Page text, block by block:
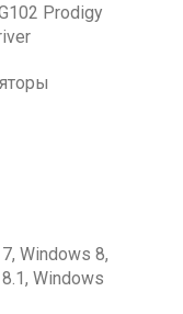
Prodigy
Windows 8,
Windows